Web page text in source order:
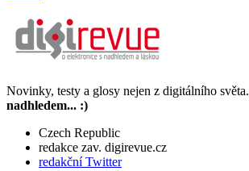
Novinky, testy a glosy nejen z digitálního světa.
nadhledem... :)
Czech Republic
redakce zav. digirevue.cz
redakční Twitter